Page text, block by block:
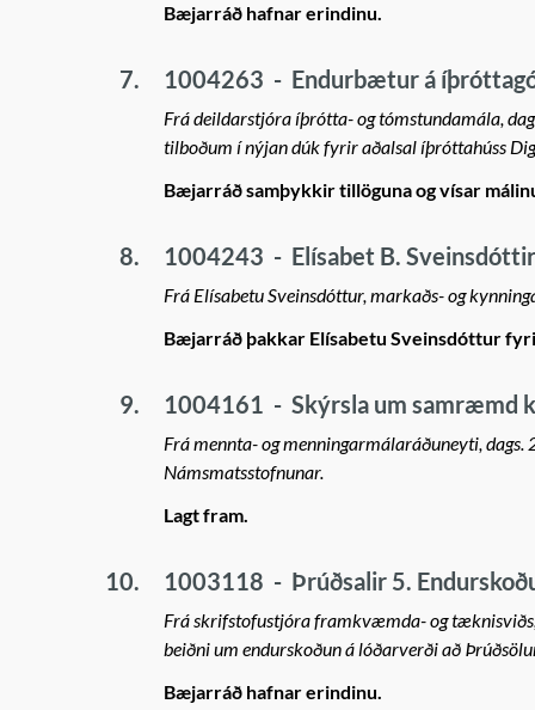
Bæjarráð hafnar erindinu.
7. 1004263 - Endurbætur á
Frá deildarstjóra íþrótta- og tómstundamála,
tilboðum í nýjan dúk fyrir aðalsal íþróttahúss
Bæjarráð samþykkir tillöguna og vísar
8. 1004243 - Elísabet B.
Frá Elísabetu Sveinsdóttur, markaðs- og
Bæjarráð þakkar Elísabetu Sveinsdóttur
9. 1004161 - Skýrsla um samræmd
Frá mennta- og menningarmálaráðuneyti,
Námsmatsstofnunar.
Lagt fram.
10. 1003118 - Þrúðsalir 5.
Frá skrifstofustjóra framkvæmda- og
beiðni um endurskoðun á lóðarverði að
Bæjarráð hafnar erindinu.